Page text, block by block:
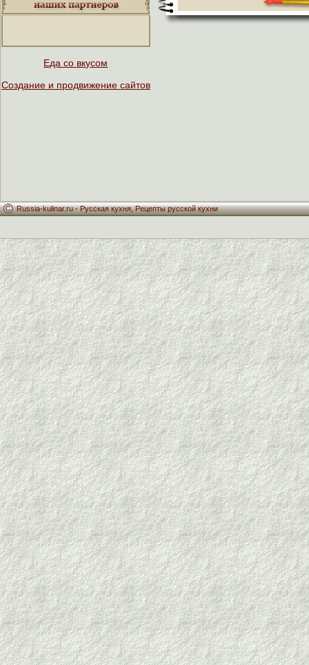
Еда со вкусом
Создание и продвижение сайтов
Russia-kulinar.ru -Русская кухня,Рецепты русской кухни